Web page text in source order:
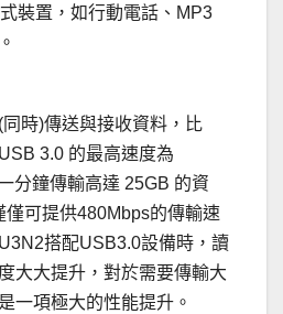
裝置，如行動電話、MP3
時)傳送與接收資料，比
3.0 的最高速度為
分鐘傳輸高達 25GB 的資
可提供480Mbps的傳輸速
搭配USB3.0設備時，讀
大大提升，對於需要傳輸大
一項極大的性能提升。